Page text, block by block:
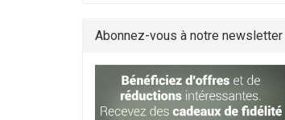
Abonnez-vous à notre newsletter